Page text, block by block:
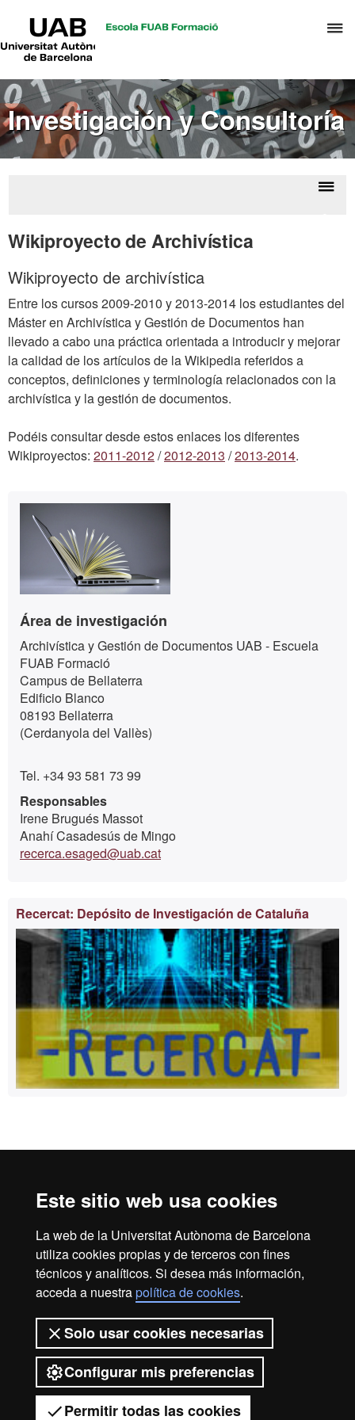
Este sitio web usa cookies
La web de la Universitat Autònoma de Barcelona
utiliza cookies propias y de terceros con fines
técnicos y analíticos. Si desea más información,
acceda a nuestrapolítica de cookies.
Solo usar cookies necesarias
Configurar mis preferencias
Permitir todas las cookies
el
Universitat
Barcelona
Investigación y Consultoría
Wikiproyecto de Archivística
Wikiproyecto de archivística
Entre los cursos 2009-2010 y 2013-2014 los estudiantes del
Máster en Archivística y Gestión de Documentos han
llevado a cabo una práctica orientada a introducir y mejorar
la calidad de los artículos de la Wikipedia referidos a
conceptos, definiciones y terminología relacionados con la
archivística y la gestión de documentos.
Podéis consultar desde estos enlaces los diferentes
Wikiproyectos: 2011-2012/2012-2013 /2013-2014.
Información
complementaria
Contacto
Área de investigación
Archivística y Gestión de Documentos UAB - Escuela
FUAB Formació
Campus de Bellaterra
Edificio Blanco
08193 Bellaterra
(Cerdanyola del Vallès)
Tel. +34 93 581 73 99
Responsables
Irene Brugués Massot
Anahí Casadesús de Mingo
recerca.esaged@uab.cat
Recercat: Depósito de Investigación de Cataluña
HR
in
Inicio Aviso Legal
Política de privacidad
Protección de datos Sobre la web
Somos una universidad líder que imparte una docencia de
calidad, diversificada, multidisciplinaria y flexible, adecuada
a las necesidades de la sociedad y adaptada a los nuevos
modelos de la Europa del conocimiento. La UAB es
reconocida internacionalmente por la calidad y el carácter
innovador de su investigación.